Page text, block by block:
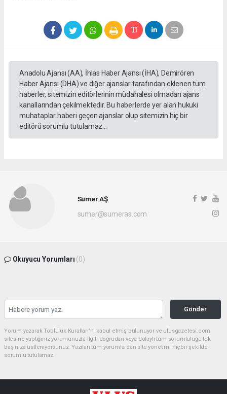
Anadolu Ajansı (AA), İhlas Haber Ajansı (İHA), Demirören
Haber Ajansı (DHA) ve diğer ajanslar tarafından eklenen tüm
haberler, sitemizin editörlerinin müdahalesi olmadan ajans
kanallarından çekilmektedir. Bu haberlerde yer alan hukuki
muhataplar haberi geçen ajanslar olup sitemizin hiç bir
editörü sorumlu tutulamaz...
Sümer AŞ
sumer@sumeras.com
Okuyucu Yorumları (0)
Gönder
Yorum yazarak Topluluk Kuralları’nı kabul etmiş bulunuyor ve ulusgazetesi.com
sitesine yaptığınız yorumunuzla ilgili doğrudan veya dolaylı tüm sorumluluğu tek
başınıza üstleniyorsunuz. Yazılan tüm yorumlardan site yönetimi hiçbir şekilde
sorumlu tutulamaz.